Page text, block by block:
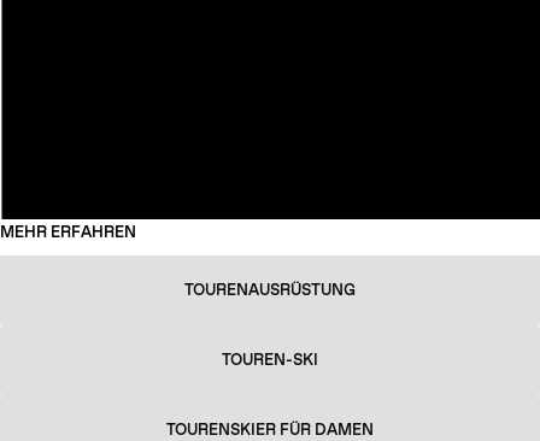
MEHR ERFAHREN
TOURENAUSRÜSTUNG
TOUREN-SKI
TOURENSKIER FÜR DAMEN